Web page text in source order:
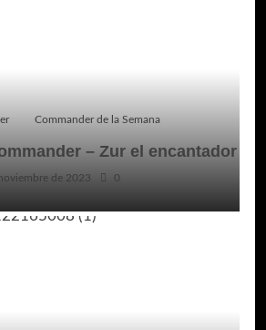
Commander de la Semana
– Zur el encantador
de 2023 0